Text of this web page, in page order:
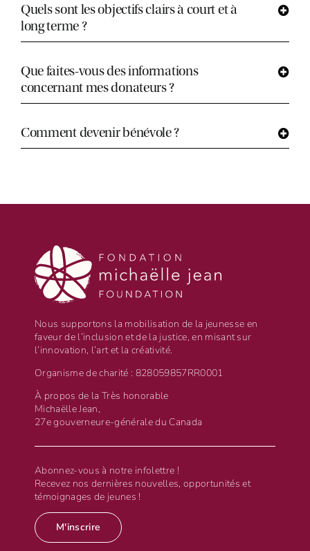
Quels sont les objectifs clairs à court et à
long terme ?
Que faites-vous des informations
concernant mes donateurs ?
Comment devenir bénévole ?
Nous supportons la mobilisation de la jeunesse en
faveur de l’inclusion et de la justice, en misant sur
l’innovation, l’art et la créativité.
Organisme de charité : 828059857RR0001
À propos de la Très honorable
Michaëlle Jean,
27e gouverneure-générale du Canada
Abonnez-vous à notre infolettre !
Recevez nos dernières nouvelles, opportunités et
témoignages de jeunes !
M'inscrire